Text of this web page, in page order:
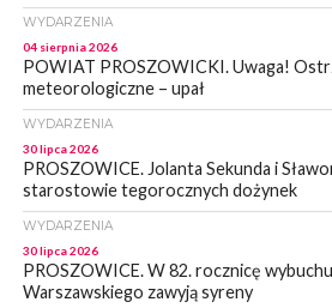
WYDARZENIA
04 sierpnia 2026
POWIAT PROSZOWICKI. Uwaga!
meteorologiczne – upał
WYDARZENIA
30 lipca 2026
PROSZOWICE. Jolanta Sekunda i
starostowie tegorocznych dożynek
WYDARZENIA
30 lipca 2026
PROSZOWICE. W 82. rocznicę
Warszawskiego zawyją syreny